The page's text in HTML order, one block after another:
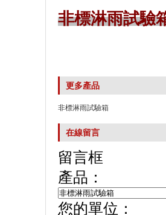
非標淋雨試驗
更多產品
非標淋雨試驗箱
在線留言
留言框
產品：
您的單位：